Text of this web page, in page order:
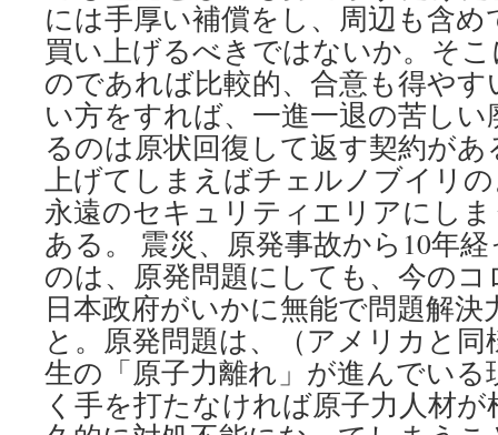
には手厚い補償をし、周辺も含
買い上げるべきではないか。そ
のであれば比較的、合意も得や
い方をすれば、一進一退の苦し
るのは原状回復して返す契約が
上げてしまえばチェルノブイリ
永遠のセキュリティエリアにし
ある。 震災、原発事故から10年
のは、原発問題にしても、今の
日本政府がいかに無能で問題解
と。原発問題は、（アメリカと
生の「原子力離れ」が進んでい
く手を打たなければ原子力人材